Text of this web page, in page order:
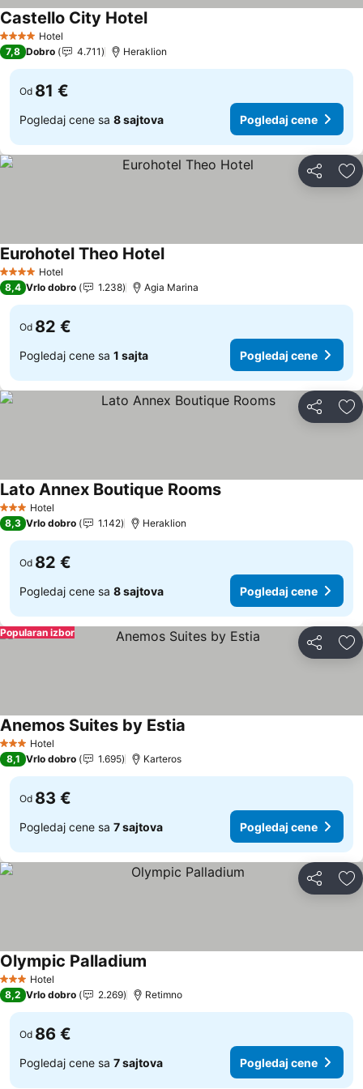
4 ZvezdiceHotel
Castello City Hotel
7,8 Dobro 4.711 Heraklion
Od 81 €
Pogledaj cene sa 8 sajtova Pogledaj cene
Deli
4 ZvezdiceHotel
Eurohotel Theo Hotel
8,4 Vrlo dobro 1.238 Agia Marina
Od 82 €
Pogledaj cene sa 1 sajta Pogledaj cene
Deli
3 Zvezdice
Hotel
Lato Annex Boutique Rooms
8,3 Vrlo dobro 1.142 Heraklion
Od 82 €
Pogledaj cene sa 8 sajtova Pogledaj cene
Deli
Popularan izbor
3 Zvezdice
Hotel
Anemos Suites by Estia
8,1 Vrlo dobro 1.695 Karteros
Od 83 €
Pogledaj cene sa 7 sajtova Pogledaj cene
Deli
3 Zvezdice
Hotel
Olympic Palladium
8,2 Vrlo dobro 2.269 Retimno
Od 86 €
Pogledaj cene sa 7 sajtova Pogledaj cene